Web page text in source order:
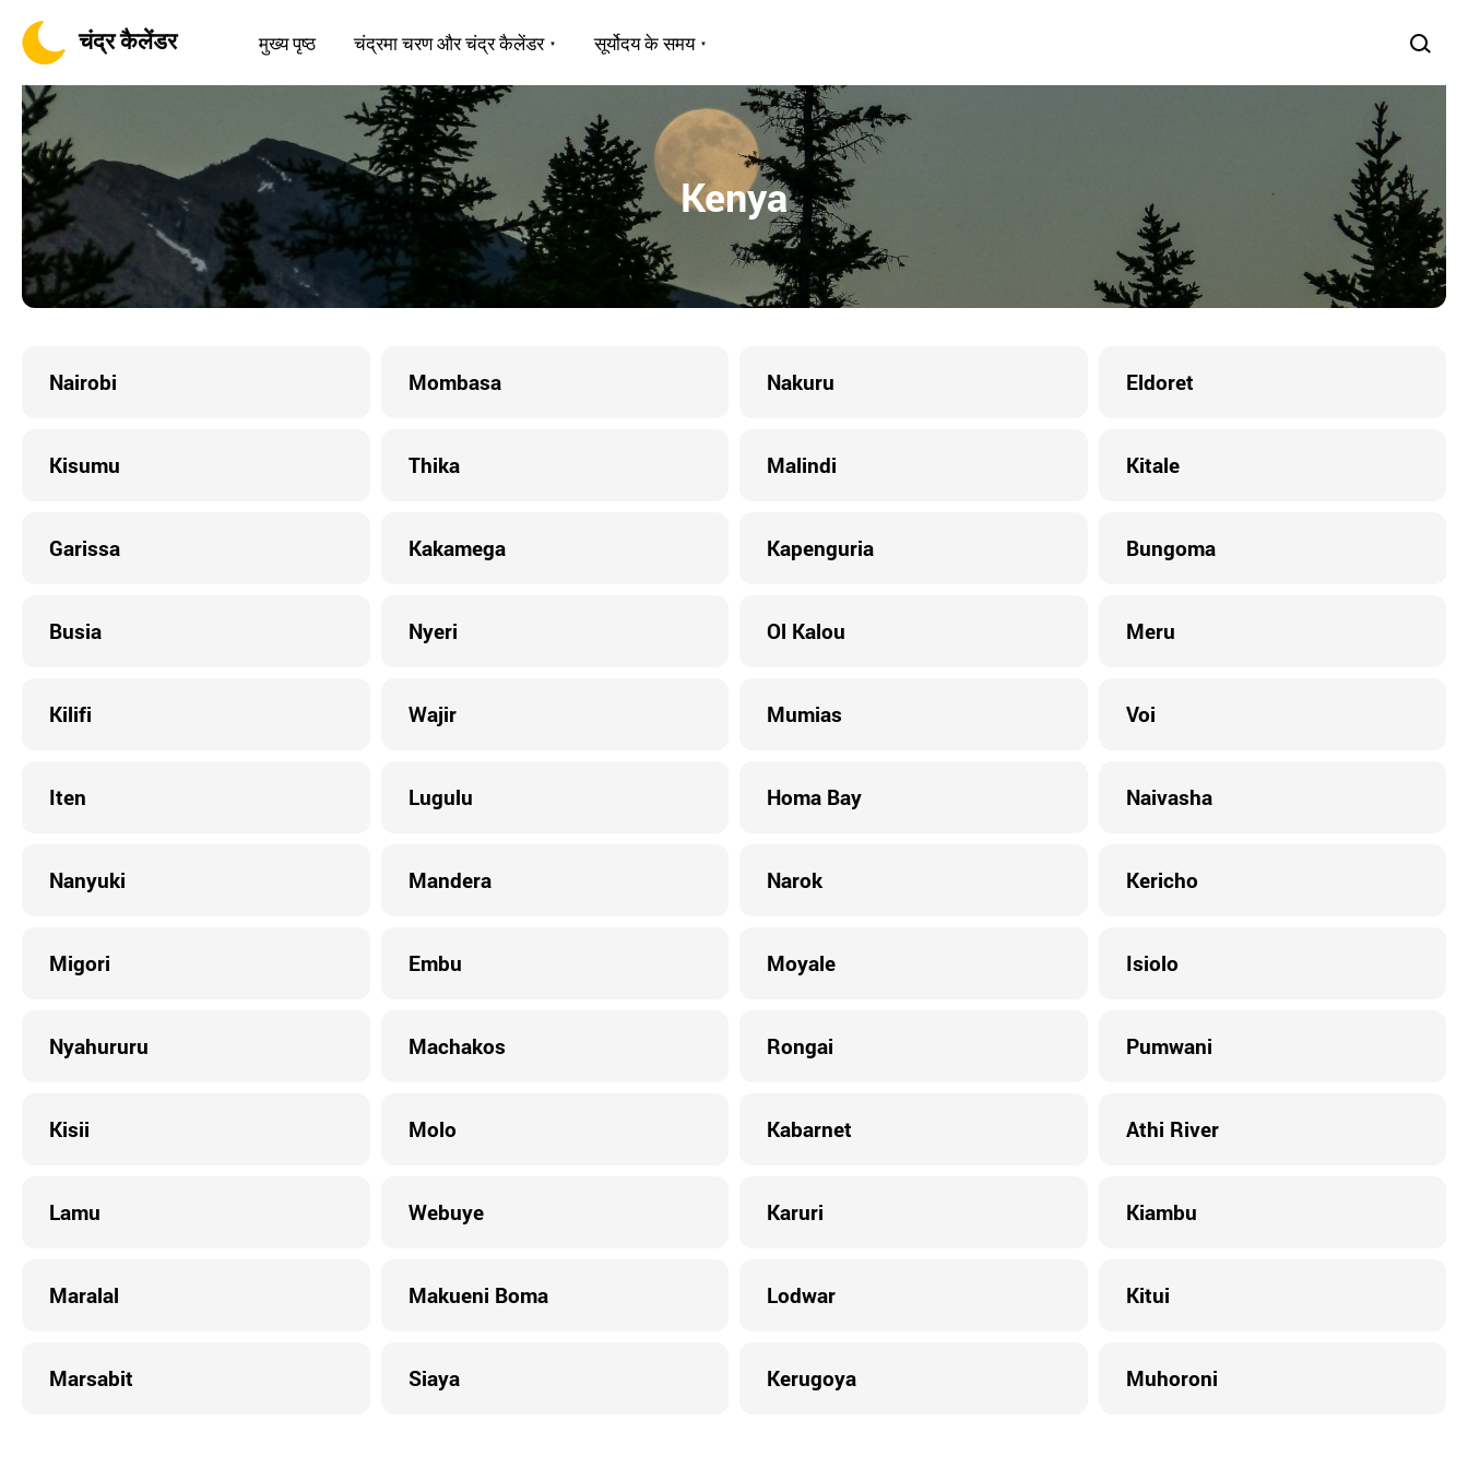
चंद्र कैलेंडर मुख्य पृष्ठ चंद्रमा चरण और चंद्र कैलेंडर सूर्योदय के समय
Kenya
Nairobi Mombasa Nakuru Eldoret
Kisumu Thika Malindi Kitale
Garissa Kakamega Kapenguria Bungoma
Busia Nyeri Ol Kalou Meru
Kilifi Wajir Mumias Voi
Iten Lugulu Homa Bay Naivasha
Nanyuki Mandera Narok Kericho
Migori Embu Moyale Isiolo
Nyahururu Machakos Rongai Pumwani
Kisii Molo Kabarnet Athi River
Lamu Webuye Karuri Kiambu
Maralal Makueni Boma Lodwar Kitui
Marsabit Siaya Kerugoya Muhoroni